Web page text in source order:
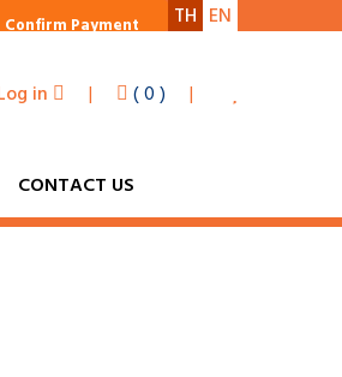
TH EN
Confirm Payment
(0) |
in |
CONTACT US